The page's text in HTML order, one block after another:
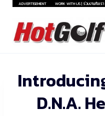
Skip
content
ADVERTISEMENT WORK WITH US | ร่วมงานกับเรา
D.N.A.